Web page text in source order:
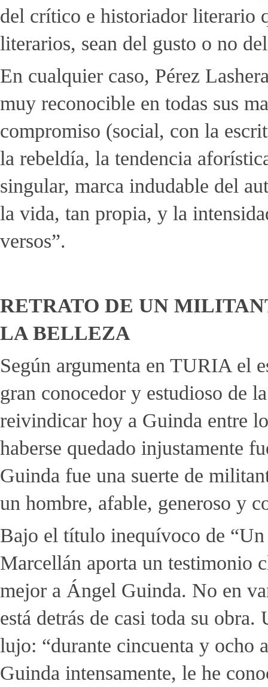
del crítico e historiador literario
literarios, sean del gusto o no
En cualquier caso, Pérez
muy reconocible en todas sus
compromiso (social, con la
la rebeldía, la tendencia
singular, marca indudable del
la vida, tan propia, y la
versos”.
RETRATO DE UN
LA BELLEZA
Según argumenta en TURIA el
gran conocedor y estudioso de
reivindicar hoy a Guinda entre
haberse quedado injustamente
Guinda fue una suerte de
un hombre, afable, generoso y
Bajo el título inequívoco de
Marcellán aporta un testimonio
mejor a Ángel Guinda. No en
está detrás de casi toda su
lujo: “durante cincuenta y ocho
Guinda intensamente, le he